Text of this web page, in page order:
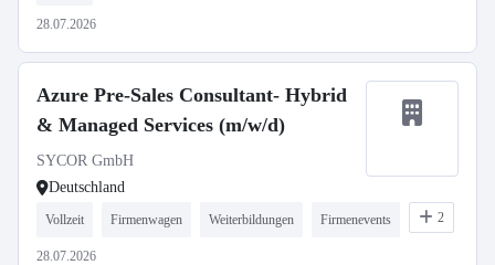
28.07.2026
Azure Pre-Sales Consultant- Hybrid
& Managed Services (m/w/d)
SYCOR GmbH
Deutschland
Vollzeit Firmenwagen Weiterbildungen Firmenevents 2
28.07.2026